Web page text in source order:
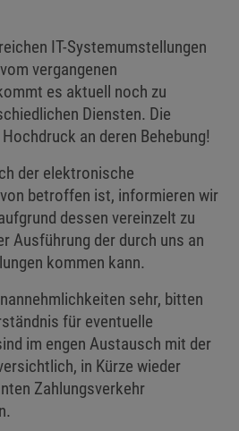
IT-Systemumstellungen
vergangenen
es aktuell noch zu
Diensten. Die
an deren Behebung!
der elektronische
betroffen ist, informieren wir
dessen vereinzelt zu
Ausführung der durch uns an
kommen kann.
sehr, bitten
für eventuelle
im engen Austausch mit der
in Kürze wieder
Zahlungsverkehr